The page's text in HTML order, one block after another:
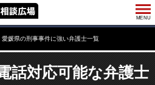
愛媛県の刑事事件に強い弁護士一覧
話対応可能な弁護士